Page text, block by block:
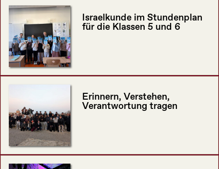
Israelkunde im Stundenplan
für die Klassen 5 und 6
Erinnern, Verstehen,
Verantwortung tragen